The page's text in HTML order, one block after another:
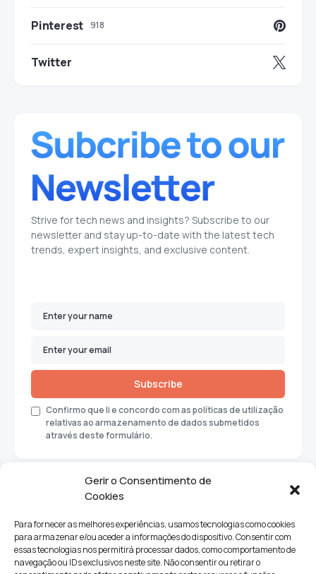
Gerir o Consentimento de
Cookies
Para fornecer as melhores experiências, usamos tecnologias como cookies
para armazenar e/ou aceder a informações do dispositivo. Consentir com
essas tecnologias nos permitirá processar dados, como comportamento de
navegação ou IDs exclusivos neste site. Não consentir ou retirar o
Pinterest 918
Twitter
Strive for tech news and insights? Subscribe to our
newsletter and stay up-to-date with the latest tech
trends, expert insights, and exclusive content.
Subscribe
Confirmo que li e concordo com as políticas de utilização
relativas ao armazenamento de dados submetidos
através deste formulário.